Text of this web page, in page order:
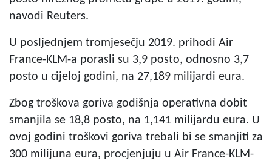
navodi Reuters.
U posljednjem tromjesečju 2019. prihodi Air
France-KLM-a porasli su 3,9 posto, odnosno 3,7
posto u cijeloj godini, na 27,189 milijardi eura.
Zbog troškova goriva godišnja operativna dobit
smanjila se 18,8 posto, na 1,141 milijardu eura. U
ovoj godini troškovi goriva trebali bi se smanjiti za
300 milijuna eura, procjenjuju u Air France-KLM-